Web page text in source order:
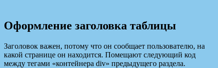
Оформление заголовка таблицы
Заголовок важен, потому что он сообщает пользователю, на
какой странице он находится. Помещают следующий код
между тегами «контейнера div» предыдущего раздела.